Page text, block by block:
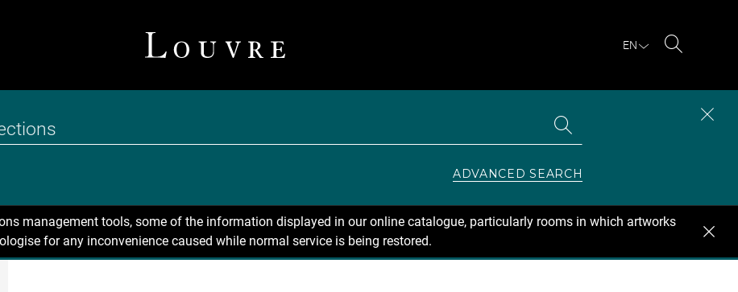
EN
ADVANCED SEARCH
management tools, some of the information displayed in our online catalogue, particularly rooms in which artworks
for any inconvenience caused while normal service is being restored.